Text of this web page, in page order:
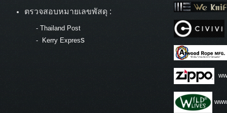
ตรวจสอบหมายเลขพัสดุ :
- Thailand Post
-
Kerry Express